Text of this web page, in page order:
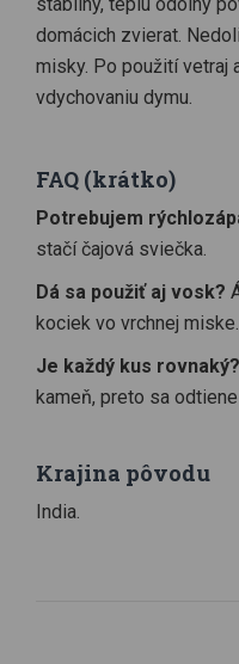
domácich zvierat.
misky. Po použití vetraj
vdychovaniu dymu.
FAQ (krátko)
Potrebujem
stačí čajová sviečka.
Dá sa použiť aj vosk?
kociek vo vrchnej miske.
Je každý kus rovnaký?
kameň, preto sa
Krajina pôvodu
India.